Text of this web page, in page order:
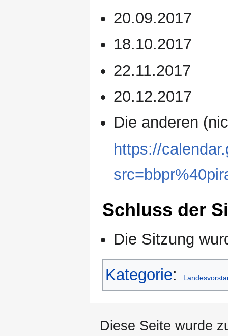
20.09.2017
18.10.2017
22.11.2017
20.12.2017
Die anderen
https://
Schluss der
Die Sitzung
Kategorie:
Diese Seite wurde